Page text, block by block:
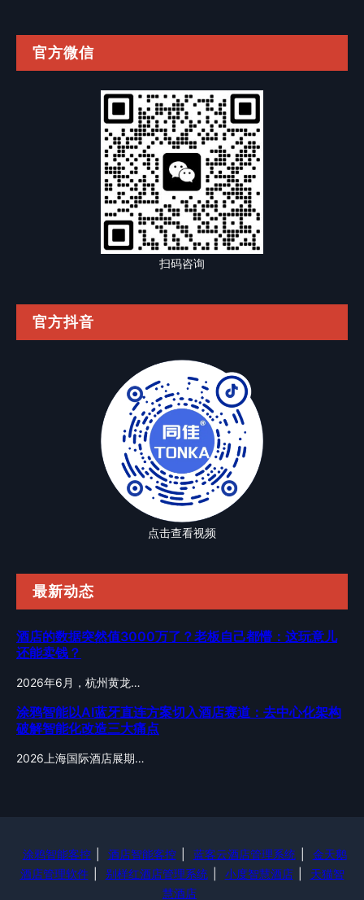
官方微信
扫码咨询
官方抖音
点击查看视频
最新动态
酒店的数据突然值3000万了？老板自己都懵：这玩意儿
还能卖钱？
2026年6月，杭州黄龙…
涂鸦智能以AI蓝牙直连方案切入酒店赛道：去中心化架构
破解智能化改造三大痛点
2026上海国际酒店展期…
涂鸦智能客控 酒店智能客控 蓝客云酒店管理系统
金天鹅
酒店管理软件
别样红酒店管理系统 小度智慧酒店
天猫智
慧酒店